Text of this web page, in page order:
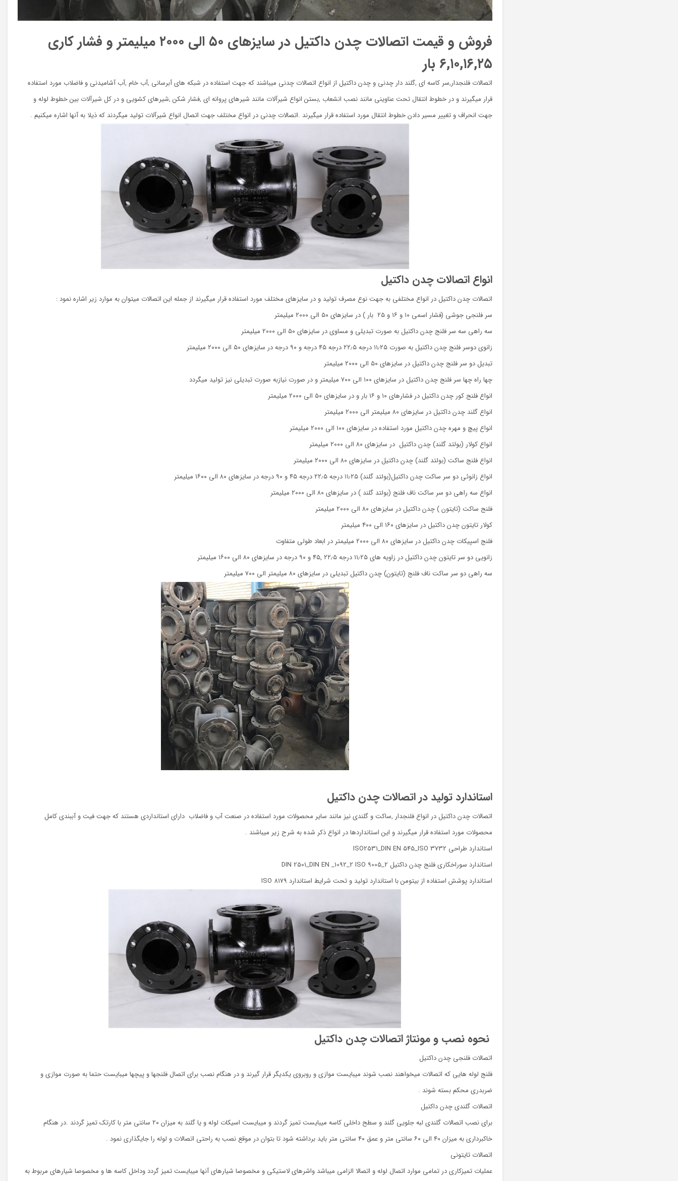
فروش و قیمت اتصالات چدن داکتیل در سایزهای ۵۰ الی ۲۰۰۰ میلیمتر و فشار کاری
۶,۱۰,۱۶,۲۵ بار
اتصالات فلنجدار,سر کاسه ای ,گلند دار چدنی و چدن داکتیل از انواع اتصالات چدنی میباشند که جهت استفاده در شبکه های آبرسانی ,آب خام ,آب آشامیدنی و فاضلاب مورد استفاده
قرار میگیرند و در خطوط انتقال تحت عناوینی مانند نصب انشعاب ,بستن انواع شیرآلات مانند شیرهای پروانه ای ,فشار شکن ,شیرهای کشویی و در کل شیرآلات بین خطوط لوله و
جهت انحراف و تغییر مسیر دادن خطوط انتقال مورد استفاده قرار میگیرند .اتصالات چدنی در انواع مختلف جهت اتصال انواع شیرآلات تولید میگردند که ذیلا به آنها اشاره میکنیم .
انواع اتصالات چدن داکتیل
اتصالات چدن داکتیل در انواع مختلفی به جهت نوع مصرف تولید و در سایزهای مختلف مورد استفاده قرار میگیرند از جمله این اتصالات میتوان به موارد زیر اشاره نمود :
سر فلنجی جوشی (فشار اسمی ۱۰ و ۱۶ و ۲۵ بار ) در سایزهای ۵۰ الی ۲۰۰۰ میلیمتر
سه راهی سه سر فلنج چدن داکتیل به صورت تبدیلی و مساوی در سایزهای ۵۰ الی ۲۰۰۰ میلیمتر
زانوی دوسر فلنج چدن داکتیل به صورت ۱۱٫۲۵ درجه ۲۲٫۵ درجه ۴۵ درجه و ۹۰ درجه در سایزهای ۵۰ الی ۲۰۰۰ میلیمتر
تبدیل دو سر فلنج چدن داکتیل در سایزهای ۵۰ الی ۲۰۰۰ میلیمتر
چها راه چها سر فلنج چدن داکتیل در سایزهای ۱۰۰ الی ۷۰۰ میلیمتر و در صورت نیازبه صورت تبدیلی نیز تولید میگردد
انواع فلنج کور چدن داکتیل در فشارهای ۱۰ و ۱۶ بار و در سایزهای ۵۰ الی ۲۰۰۰ میلیمتر
انواع گلند چدن داکتیل در سایزهای ۸۰ میلیمتر الی ۲۰۰۰ میلیمتر
انواع پیچ و مهره چدن داکتیل مورد استفاده در سایزهای ۱۰۰ الی ۲۰۰۰ میلیمتر
انواع کولار (بولتد گلند) چدن داکتیل در سایزهای ۸۰ الی ۲۰۰۰ میلیمتر
انواع فلنج ساکت (بولتد گلند) چدن داکتیل در سایزهای ۸۰ الی ۲۰۰۰ میلیمتر
انواع زانوئی دو سر ساکت چدن داکتیل(بولتد گلند) ۱۱٫۲۵ درجه ۲۲٫۵ درجه ۴۵ و ۹۰ درجه در سایزهای ۸۰ الی ۱۶۰۰ میلیمتر
انواع سه راهی دو سر ساکت ناف فلنج (بولتد گلند ) در سایزهای ۸۰ الی ۲۰۰۰ میلیمتر
فلنج ساکت (تایتون ) چدن داکتیل در سایزهای ۸۰ الی ۲۰۰۰ میلیمتر
کولار تایتون چدن داکتیل در سایزهای ۱۶۰ الی ۴۰۰ میلیمتر
فلنج اسپیکات چدن داکتیل در سایزهای ۸۰ الی ۲۰۰۰ میلیمتر در ابعاد طولی متفاوت
زانویی دو سر تایتون چدن داکتیل در زاویه های ۱۱٫۲۵ درجه ۲۲٫۵ ,۴۵ و ۹۰ درجه در سایزهای ۸۰ الی ۱۶۰۰ میلیمتر
سه راهی دو سر ساکت ناف فلنج (تایتون) چدن داکتیل تبدیلی در سایزهای ۸۰ میلیمتر الی ۷۰۰ میلیمتر
استاندارد تولید در اتصالات چدن داکتیل
اتصالات چدن داکتیل در انواع فلنجدار ,ساکت و گلندی نیز مانند سایر محصولات مورد استفاده در صنعت آب و فاضلاب دارای استانداردی هستند که جهت فیت و آببندی کامل
محصولات مورد استفاده قرار میگیرند و این استانداردها در انواع ذکر شده به شرح زیر میباشند .
استاندارد طراحی ISO2531_DIN EN 545_ISO 3732
استاندارد سوراخکاری فلنج چدن داکتیل DIN 2501_DIN EN _1092_2 ISO 9005_2
استاندارد پوشش استفاده از بیتومن با استاندارد تولید و تحت شرایط استاندارد ISO 8179
نحوه نصب و مونتاژ اتصالات چدن داکتیل
اتصالات فلنجی چدن داکتیل
فلنج لوله هایی که اتصالات میخواهند نصب شوند میبایست موازی و روبروی یکدیگر قرار گیرند و در هنگام نصب برای اتصال فلنجها و پیچها میبایست حتما به صورت موازی و
ضربدری محکم بسته شوند .
اتصالات گلندی چدن داکتیل
برای نصب اتصالات گلندی لبه جلویی گلند و سطح داخلی کاسه میبایست تمیز گردند و میبایست اسیکات لوله و یا گلند به میزان ۲۰ سانتی متر با کارتک تمیز گردند .در هنگام
خاکبرداری به میزان ۴۰ الی ۶۰ سانتی متر و عمق ۴۰ سانتی متر باید برداشته شود تا بتوان در موقع نصب به راحتی اتصالات و لوله را جایگذاری نمود .
اتصالات تایتونی
عملیات تمیزکاری در تمامی موارد اتصال لوله و اتصالا الزامی میباشد واشرهای لاستیکی و مخصوصا شیارهای آنها میبایست تمیز گردد وداخل کاسه ها و مخصوصا شیارهای مربوط به